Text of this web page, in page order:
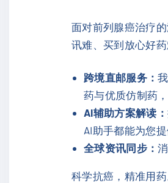
面对前列腺癌治疗
讯难、买到放心好药
跨境直邮服务：
药与优质仿制药
AI辅助方案解读：
AI助手都能为您
全球资讯同步：
科学抗癌，精准用